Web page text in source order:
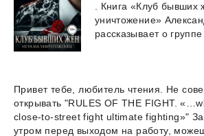
Книга «Клуб бывших
уничтожение»
рассказывает о группе
Привет тебе, любитель чтения. Не
открывать "RULES OF THE FIGHT.
close-to-street fight ultimate fighting»"
утром перед выходом на работу,